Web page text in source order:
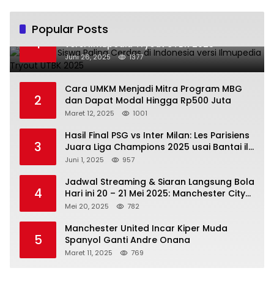
Popular Posts
1
Daftar 7 Siswa Paling Cerdas di Indonesia
versi Ilmupedia Tryout UTBK 2025
Juni 26, 2025 1377
2
Cara UMKM Menjadi Mitra Program MBG
dan Dapat Modal Hingga Rp500 Juta
Maret 12, 2025 1001
3
Hasil Final PSG vs Inter Milan: Les Parisiens
Juara Liga Champions 2025 usai Bantai il
Nerazzurri
Juni 1, 2025 957
4
Jadwal Streaming & Siaran Langsung Bola
Hari ini 20 – 21 Mei 2025: Manchester City
vs Bournemouth
Mei 20, 2025 782
5
Manchester United Incar Kiper Muda
Spanyol Ganti Andre Onana
Maret 11, 2025 769